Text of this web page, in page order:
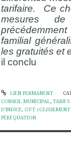
tarifaire. Ce
mesures
familial
les gratuités et
il conclu
LIEN PERMANENT
CONSEIL MUNICIPAL, TARIFS
D’INDICE, GVT
PÉRÉQUATION